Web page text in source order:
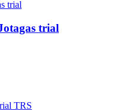
trial